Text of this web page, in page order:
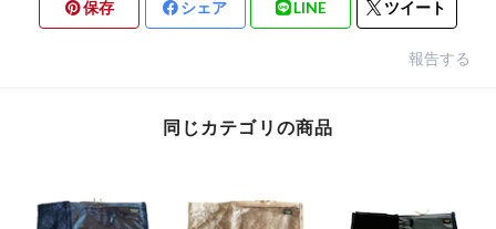
保存 シェア LINE ツイート
報告する
同じカテゴリの商品